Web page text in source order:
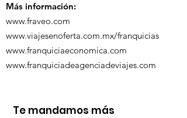
Más información:
www.fraveo.com
www.viajesenoferta.com.mx/franquicias
www.franquiciaeconomica.com
www.franquiciadeagenciadeviajes.com
Te mandamos más